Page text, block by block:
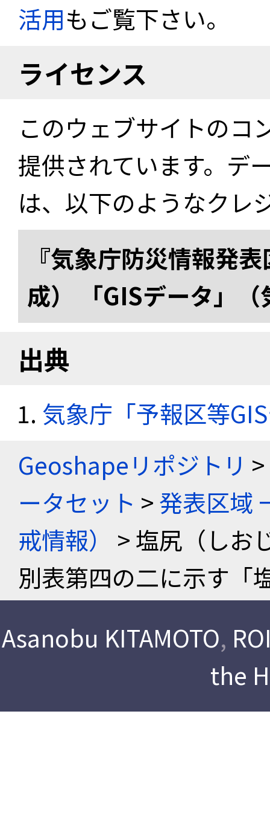
活用もご覧下さい。
ライセンス
このウェブサイトのコ
提供されています。デ
は、以下のようなクレ
『気象庁防災情報発
成） 「GISデータ」
出典
気象庁「予報区等
Geoshapeリポジトリ >
ータセット >発表区域
戒情報）
> 塩尻（しお
別表第四の二に示す「
Asanobu KITAMOTO,
the